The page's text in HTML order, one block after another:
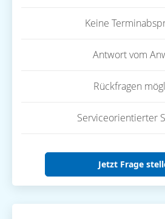
Keine
Antwort vom
Rückfragen
Serviceorientierter
Jetzt Frage